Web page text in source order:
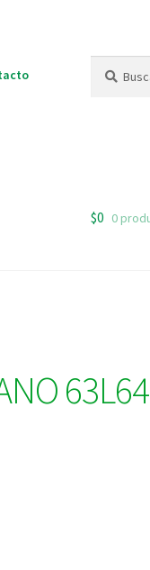
por:
$0 0
63L64